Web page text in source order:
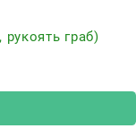
граб)